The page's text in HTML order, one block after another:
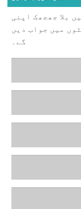
بلا جھجھک اپنی
دیں۔ ہم آپ کو 24 گھنٹوں میں جواب دیں
گے۔